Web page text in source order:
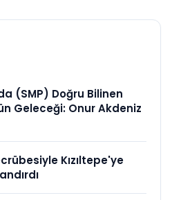
(SMP) Doğru Bilinen
Geleceği: Onur Akdeniz
Kızıltepe'ye